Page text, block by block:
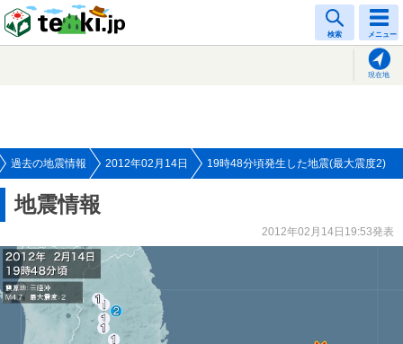
検索 メニュー
現在地
過去の地震情報 2012年02月14日 19時48分頃発生した地震(最大震度2)
地震情報
2012年02月14日19:53発表